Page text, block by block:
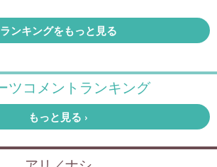
ランキングをもっと見る